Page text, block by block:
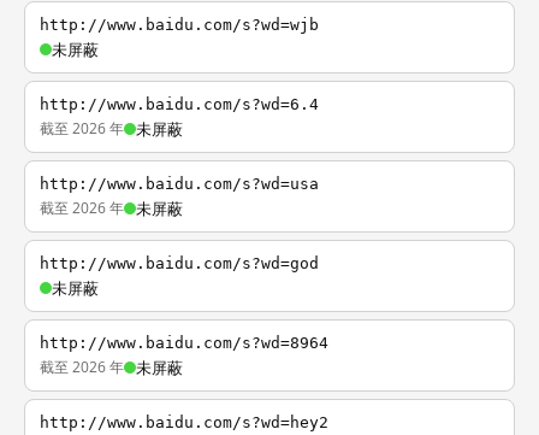
http://www.baidu.com/s?wd=wjb
未屏蔽
http://www.baidu.com/s?wd=6.4
截至 2026 年 未屏蔽
http://www.baidu.com/s?wd=usa
截至 2026 年 未屏蔽
http://www.baidu.com/s?wd=god
未屏蔽
http://www.baidu.com/s?wd=8964
截至 2026 年 未屏蔽
http://www.baidu.com/s?wd=hey2